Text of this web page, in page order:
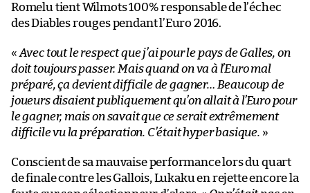
Romelu tient Wilmots 100% responsable de l’échec
des Diables rouges pendant l’Euro 2016.
« Avec tout le respect que j’ai pour le pays de Galles, on
doit toujours passer. Mais quand on va à l’Euro mal
préparé, ça devient difficile de gagner… Beaucoup de
joueurs disaient publiquement qu’on allait à l’Euro pour
le gagner, mais on savait que ce serait extrêmement
difficile vu la préparation. C’était hyper basique. »
Conscient de sa mauvaise performance lors du quart
de finale contre les Gallois, Lukaku en rejette encore la